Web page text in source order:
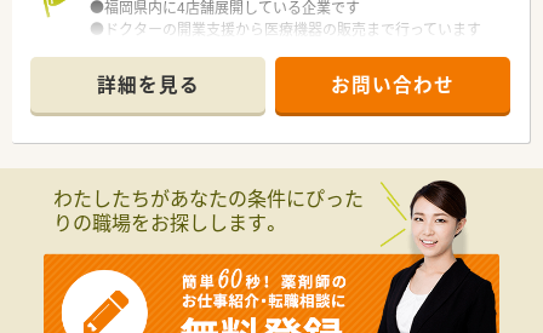
●福岡県内に4店舗展開している企業です
●ドクターの開業支援から医療機器の販売まで行っています
詳細を見る お問い合わせ
わたしたちがあなたの条件にぴった
りの職場をお探しします。